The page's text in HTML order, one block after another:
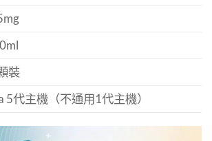
裝
5代主機（不通用1代主機）